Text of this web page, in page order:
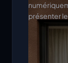
présenter